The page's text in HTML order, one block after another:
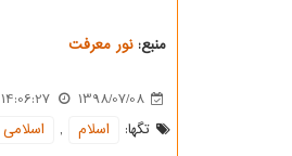
منبع:نور معرفت
1398/07/08
14:06:27
تگها:
اسلام , اسلامی